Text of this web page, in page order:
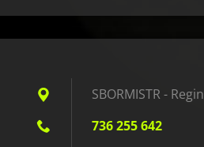
SBORMISTR -
736 255 642